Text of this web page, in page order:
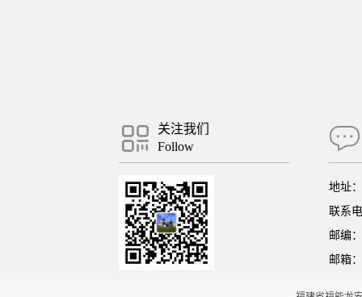
关注我们
Follow
地址
联系
邮编
邮箱